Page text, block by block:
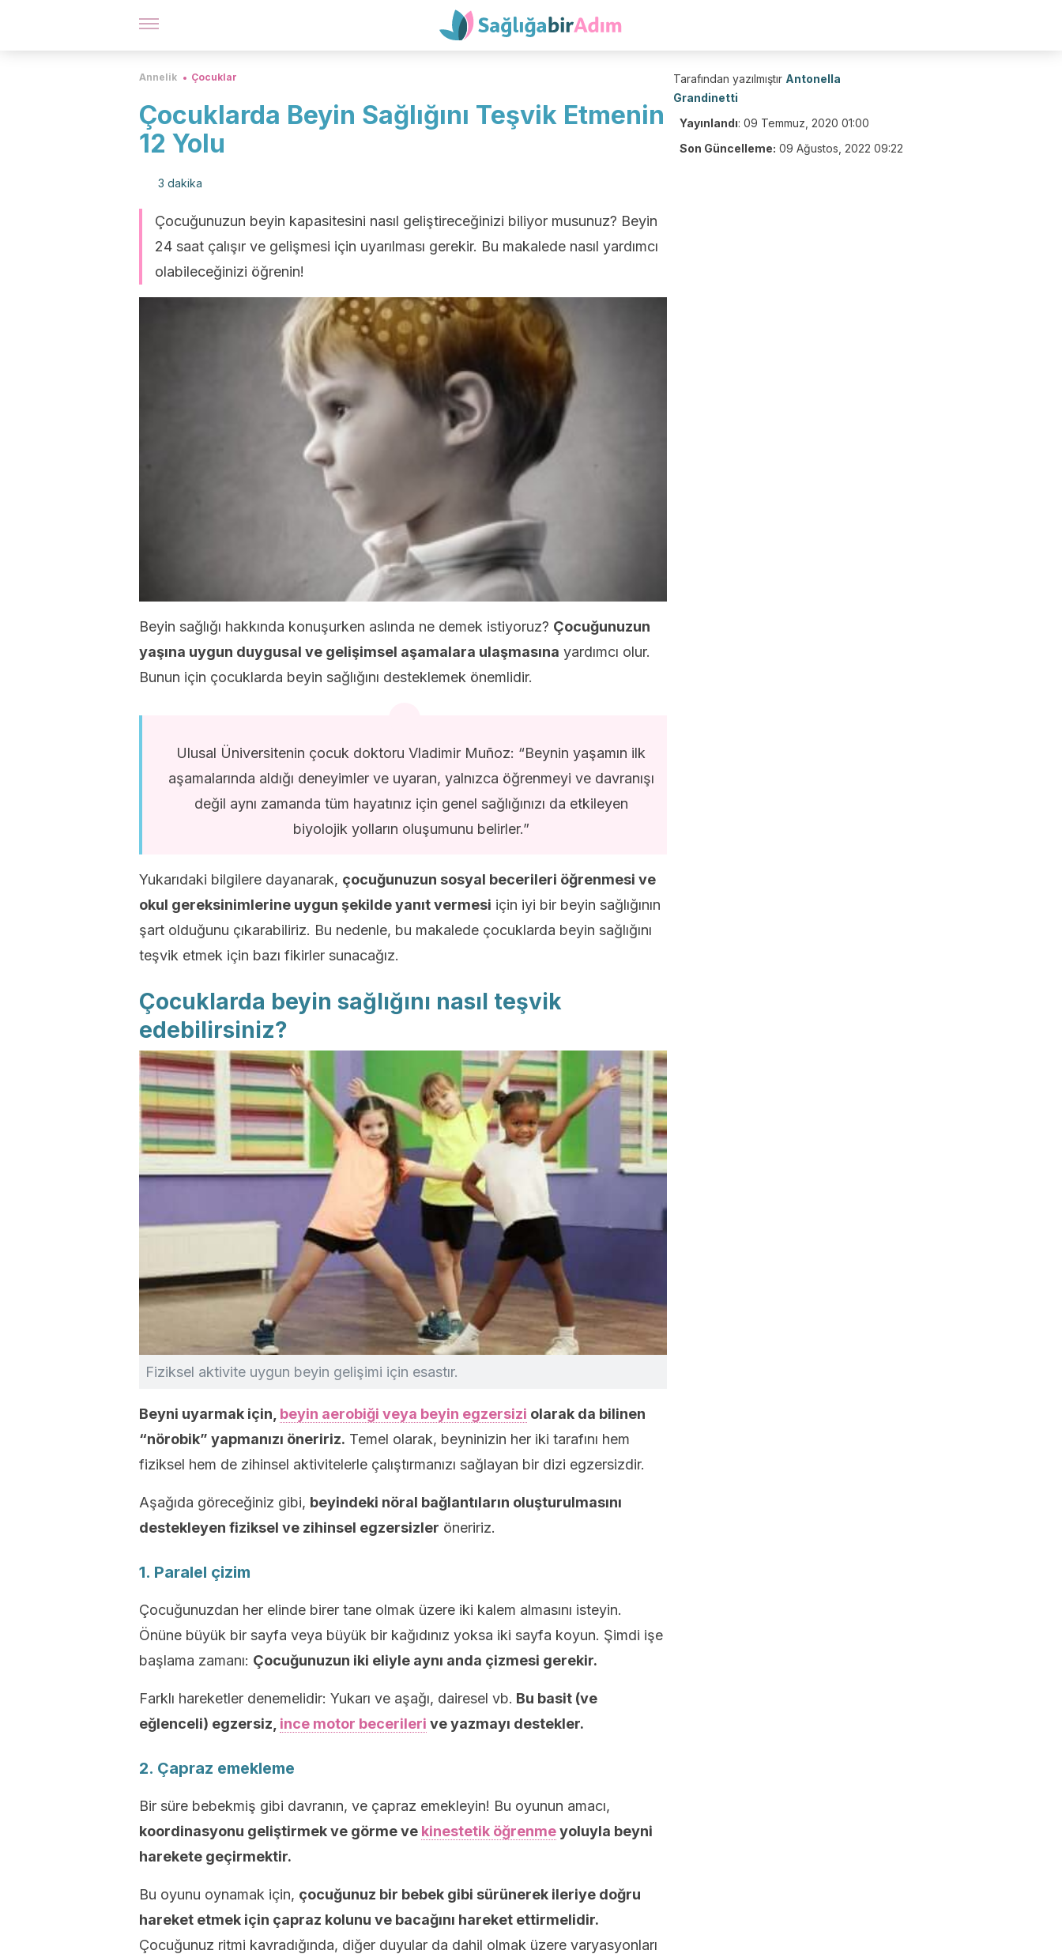
Annelik Çocuklar
Çocuklarda Beyin Sağlığını Teşvik Etmenin
12 Yolu
3 dakika
Çocuğunuzun beyin kapasitesini nasıl geliştireceğinizi biliyor musunuz? Beyin
24 saat çalışır ve gelişmesi için uyarılması gerekir. Bu makalede nasıl yardımcı
olabileceğinizi öğrenin!
Beyin sağlığı hakkında konuşurken aslında ne demek istiyoruz? Çocuğunuzun
yaşına uygun duygusal ve gelişimsel aşamalara ulaşmasına yardımcı olur.
Bunun için çocuklarda beyin sağlığını desteklemek önemlidir.
Ulusal Üniversitenin çocuk doktoru Vladimir Muñoz: “Beynin yaşamın ilk
aşamalarında aldığı deneyimler ve uyaran, yalnızca öğrenmeyi ve davranışı
değil aynı zamanda tüm hayatınız için genel sağlığınızı da etkileyen
biyolojik yolların oluşumunu belirler.”
Yukarıdaki bilgilere dayanarak, çocuğunuzun sosyal becerileri öğrenmesi ve
okul gereksinimlerine uygun şekilde yanıt vermesi için iyi bir beyin sağlığının
şart olduğunu çıkarabiliriz. Bu nedenle, bu makalede çocuklarda beyin sağlığını
teşvik etmek için bazı fikirler sunacağız.
Çocuklarda beyin sağlığını nasıl teşvik
edebilirsiniz?
Fiziksel aktivite uygun beyin gelişimi için esastır.
Beyni uyarmak için, beyin aerobiği veya beyin egzersizi olarak da bilinen
“nörobik” yapmanızı öneririz. Temel olarak, beyninizin her iki tarafını hem
fiziksel hem de zihinsel aktivitelerle çalıştırmanızı sağlayan bir dizi egzersizdir.
Aşağıda göreceğiniz gibi, beyindeki nöral bağlantıların oluşturulmasını
destekleyen fiziksel ve zihinsel egzersizler öneririz.
1. Paralel çizim
Çocuğunuzdan her elinde birer tane olmak üzere iki kalem almasını isteyin.
Önüne büyük bir sayfa veya büyük bir kağıdınız yoksa iki sayfa koyun. Şimdi işe
başlama zamanı: Çocuğunuzun iki eliyle aynı anda çizmesi gerekir.
Farklı hareketler denemelidir: Yukarı ve aşağı, dairesel vb. Bu basit (ve
eğlenceli) egzersiz, ince motor becerileri ve yazmayı destekler.
2. Çapraz emekleme
Bir süre bebekmiş gibi davranın, ve çapraz emekleyin! Bu oyunun amacı,
koordinasyonu geliştirmek ve görme ve kinestetik öğrenmeyoluyla beyni
harekete geçirmektir.
Bu oyunu oynamak için, çocuğunuz bir bebek gibi sürünerek ileriye doğru
hareket etmek için çapraz kolunu ve bacağını hareket ettirmelidir.
Çocuğunuz ritmi kavradığında, diğer duyular da dahil olmak üzere varyasyonları
Tarafından yazılmıştır Antonella
Grandinetti
Yayınlandı: 09 Temmuz, 2020 01:00
Son Güncelleme: 09 Ağustos, 2022 09:22